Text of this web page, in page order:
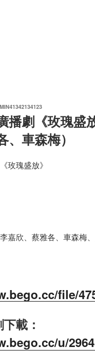
播劇《玫瑰盛
、車森梅）
玫瑰盛放》
嘉欣、蔡雅各、車森梅
file/
載：
u/